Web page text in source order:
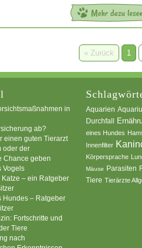
« Zurück 1
in
ab?
einen guten Tierarzt
oder der
Chance geben
Vogels
– ein Ratgeber
Hundes – Ratgeber
Fortschritte und
Tiere
nach
Aquarien
Durchfall
eines Hundes
Innenfilter
Körpersprache
Mäuse Parasiten
Tiere Tierärzte